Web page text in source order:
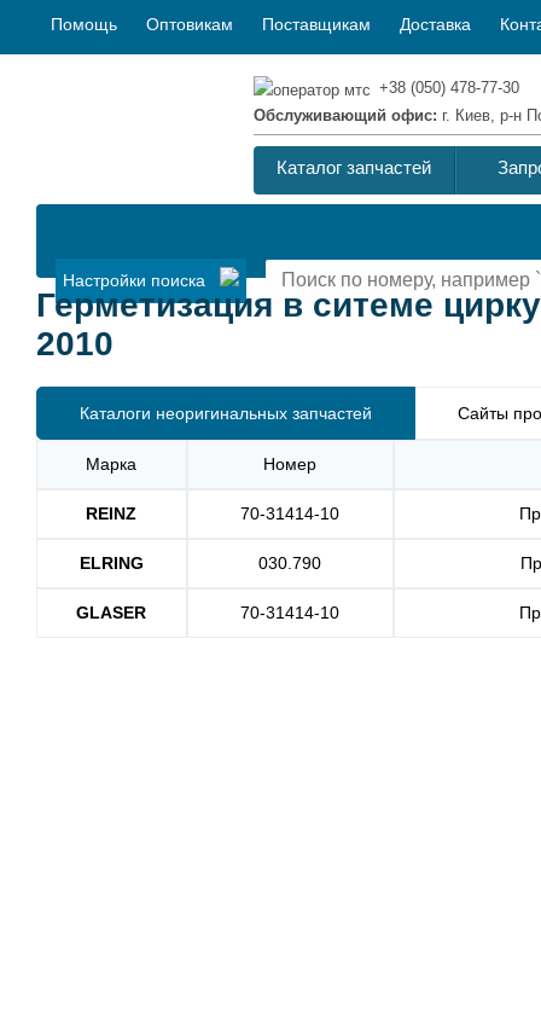
Помощь Оптовикам Поставщикам Доставка
+38 (050) 478-77-30
Обслуживающий офис: г. Киев, р-н
Каталог запчастей
Настройки поиска
Герметизация в ситеме
2010
Каталоги неоригинальных запчастей Сайты
Марка Номер
REINZ 70-31414-10
ELRING 030.790
GLASER 70-31414-10